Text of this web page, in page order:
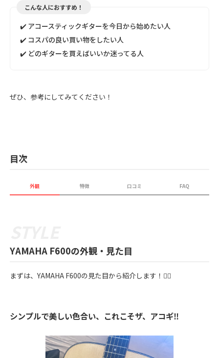
こんな人におすすめ！
✔️ アコースティックギターを今日から始めたい人
✔️ コスパの良い買い物をしたい人
✔️ どのギターを買えばいいか迷ってる人
ぜひ、参考にしてみてください！
目次
外観 特徴 口コミ FAQ
YAMAHA F600の外観・見た目
まずは、YAMAHA F600の見た目から紹介します！💁‍♀️
シンプルで美しい色合い、これこそザ、アコギ‼︎